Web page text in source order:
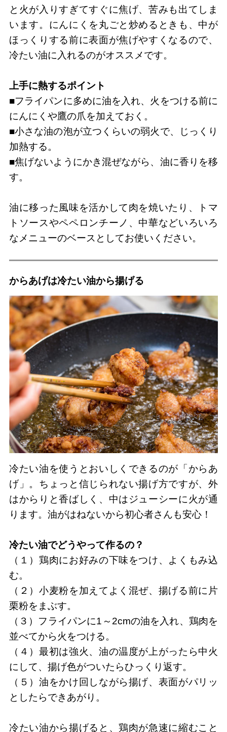
と火が入りすぎてすぐに焦げ、苦みも出てしま
います。にんにくを丸ごと炒めるときも、中が
ほっくりする前に表面が焦げやすくなるので、
冷たい油に入れるのがオススメです。
上手に熱するポイント
■フライパンに多めに油を入れ、火をつける前に
にんにくや鷹の爪を加えておく。
■小さな油の泡が立つくらいの弱火で、じっくり
加熱する。
■焦げないようにかき混ぜながら、油に香りを移
す。
油に移った風味を活かして肉を焼いたり、トマ
トソースやペペロンチーノ、中華などいろいろ
なメニューのベースとしてお使いください。
からあげは冷たい油から揚げる
冷たい油を使うとおいしくできるのが「からあ
げ」。ちょっと信じられない揚げ方ですが、外
はからりと香ばしく、中はジューシーに火が通
ります。油がはねないから初心者さんも安心！
冷たい油でどうやって作るの？
（１）鶏肉にお好みの下味をつけ、よくもみ込
む。
（２）小麦粉を加えてよく混ぜ、揚げる前に片
栗粉をまぶす。
（３）フライパンに1～2cmの油を入れ、鶏肉を
並べてから火をつける。
（４）最初は強火、油の温度が上がったら中火
にして、揚げ色がついたらひっくり返す。
（５）油をかけ回しながら揚げ、表面がパリッ
としたらできあがり。
冷たい油から揚げると、鶏肉が急速に縮むこと